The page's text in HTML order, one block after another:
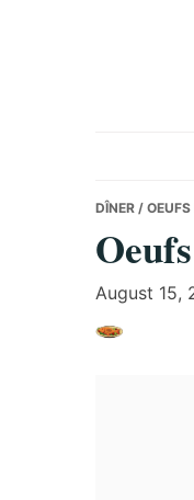
DÎNER / OEUFS
August 15,